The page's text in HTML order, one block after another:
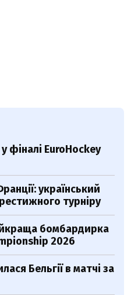
фіналі EuroHockey
український
турніру
бомбардирка
2026
Бельгії в матчі за